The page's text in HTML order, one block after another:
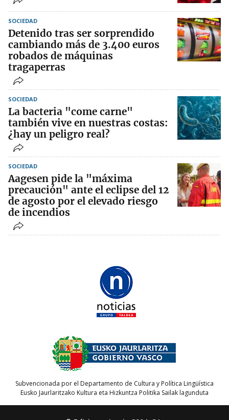
SOCIEDAD
Detenido tras ser sorprendido
cambiando más de 3.400 euros
robados de máquinas
tragaperras
SOCIEDAD
La bacteria "come carne"
también vive en nuestras costas:
¿hay un peligro real?
SOCIEDAD
Aagesen pide la "máxima
precaución" ante el eclipse del 12
de agosto por el elevado riesgo
de incendios
Subvencionada por el Departamento de Cultura y Política Lingüística
Eusko Jaurlaritzako Kultura eta Hizkuntza Politika Sailak lagunduta